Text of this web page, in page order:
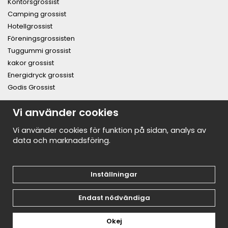
Camping grossist
Hotellgrossist
Föreningsgrossisten
Tuggummi grossist
kakor grossist
Energidryck grossist
Godis Grossist
PRENUMERERA PÅ NYHETSBREVET FÖR VÅRA BÄSTA
ERBJUDANDEN OCH NYHETER!
E-
postadress
Vi använder cookies
Vi använder cookies för funktion på sidan, analys av
data och marknadsföring.
Inställningar
Endast nödvändiga
Okej